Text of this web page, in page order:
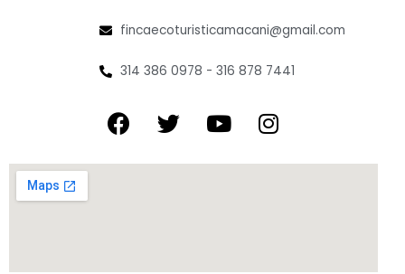
fincaecoturisticamacani@gmail.com
314 386 0978 - 316 878 7441